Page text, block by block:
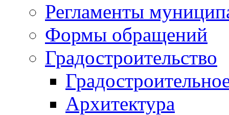
Регламенты
Формы обращений
Градостроительство
Архитектура